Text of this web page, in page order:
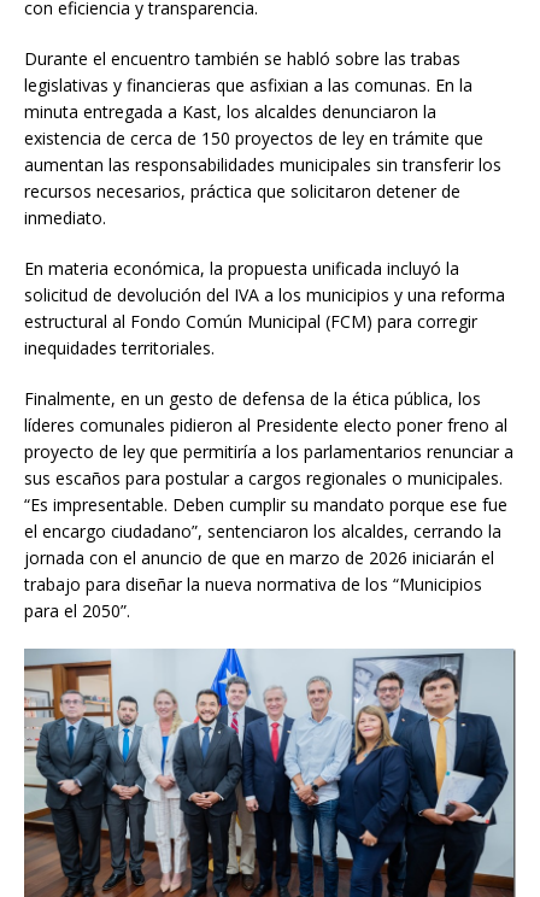
con eficiencia y transparencia.
Durante el encuentro también se habló sobre las trabas
legislativas y financieras que asfixian a las comunas. En la
minuta entregada a Kast, los alcaldes denunciaron la
existencia de cerca de 150 proyectos de ley en trámite que
aumentan las responsabilidades municipales sin transferir los
recursos necesarios, práctica que solicitaron detener de
inmediato.
En materia económica, la propuesta unificada incluyó la
solicitud de devolución del IVA a los municipios y una reforma
estructural al Fondo Común Municipal (FCM) para corregir
inequidades territoriales.
Finalmente, en un gesto de defensa de la ética pública, los
líderes comunales pidieron al Presidente electo poner freno al
proyecto de ley que permitiría a los parlamentarios renunciar a
sus escaños para postular a cargos regionales o municipales.
“Es impresentable. Deben cumplir su mandato porque ese fue
el encargo ciudadano”, sentenciaron los alcaldes, cerrando la
jornada con el anuncio de que en marzo de 2026 iniciarán el
trabajo para diseñar la nueva normativa de los “Municipios
para el 2050”.